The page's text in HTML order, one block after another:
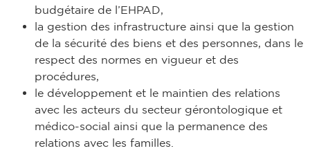
budgétaire de l’EHPAD,
la gestion des infrastructure ainsi que la gestion
de la sécurité des biens et des personnes, dans le
respect des normes en vigueur et des
procédures,
le développement et le maintien des relations
avec les acteurs du secteur gérontologique et
médico-social ainsi que la permanence des
relations avec les familles.